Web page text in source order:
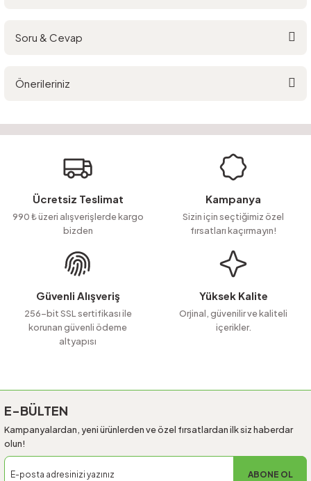
Soru & Cevap
Soru Sor
Önerileriniz
Görüş ve önerileriniz için teşekkür ederiz.
Ürün resmi kalitesiz, bozuk veya görüntülenemiyor.
Ürün açıklamasında eksik bilgiler bulunuyor.
Ürün bilgilerinde hatalar bulunuyor.
Ürün fiyatı diğer sitelerden daha pahalı.
Bu ürüne benzer farklı alternatifler olmalı.
Ücretsiz Teslimat
990 ₺ üzeri alışverişlerde kargo
bizden
Kampanya
Sizin için seçtiğimiz özel
fırsatları kaçırmayın!
Güvenli Alışveriş
256-bit SSL sertifikası ile
korunan güvenli ödeme
altyapısı
Yüksek Kalite
Orjinal, güvenilir ve kaliteli
içerikler.
E-BÜLTEN
Kampanyalardan, yeni ürünlerden ve özel fırsatlardan ilk siz haberdar
olun!
ABONE OL